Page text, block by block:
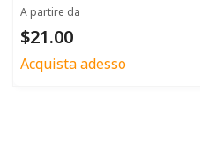
A partire da
$21.00
Acquista adesso